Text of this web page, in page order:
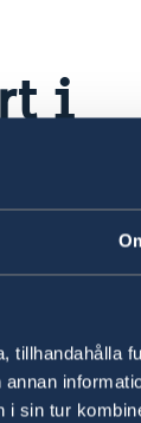
tillhandahålla
sin tur
i
kort kan